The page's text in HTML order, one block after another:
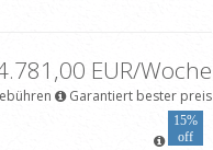
EUR/Woche
Garantiert bester preis
15%
off